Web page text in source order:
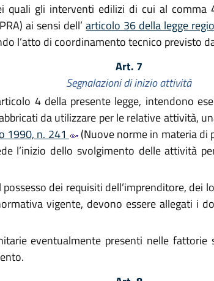
quali gli interventi edilizi di cui al
ai sensi dell’articolo 36 della legge
l’atto di coordinamento tecnico previsto
Art. 7
Segnalazioni di inizio attività
4 della presente legge, intendono
da utilizzare per le relative attività,
1990, n. 241
(Nuove norme in materia di
l’inizio dello svolgimento delle attività
dei requisiti dell’imprenditore,
vigente, devono essere allegati i
eventualmente presenti nelle